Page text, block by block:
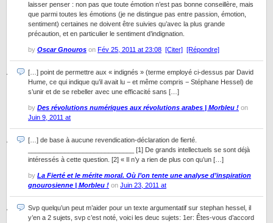
laisser penser : non pas que toute émotion n’est pas bonne conseillère, mais
que parmi toutes les émotions (je ne distingue pas entre passion, émotion,
sentiment) certaines ne doivent être suivies qu’avec la plus grande
précaution, et en particulier le sentiment d’indignation.
by Oscar Gnouros on Fév 25, 2011 at 23:08 [Citer] [Répondre]
[…] point de permettre aux « indignés » (terme employé ci-dessus par David
Hume, ce qui indique qu’il avait lu − et même compris − Stéphane Hessel) de
s’unir et de se rebeller avec une efficacité sans […]
by Des révolutions numériques aux révolutions arabes | Morbleu ! on
Juin 9, 2011 at
[…] de base à aucune revendication-déclaration de fierté.
_____________________________ [1] De grands intellectuels se sont déjà
intéressés à cette question. [2] « Il n’y a rien de plus con qu’un […]
by La Fierté et le mérite moral. Où l’on tente une analyse d’inspiration
gnourosienne | Morbleu ! on Juin 23, 2011 at
Svp quelqu’un peut m’aider pour un texte argumentatif sur stephan hessel, il
y’en a 2 sujets, svp c’est noté, voici les deuc sujets: 1er: Êtes-vous d’accord